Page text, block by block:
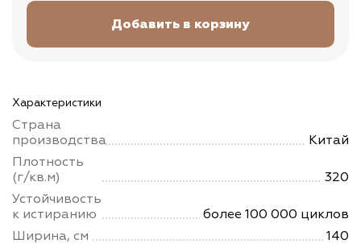
Характеристики
Страна
производства
Китай
Плотность
(г/кв.м)
320
Устойчивость
к истиранию
более 100 000 циклов
Ширина, см
140